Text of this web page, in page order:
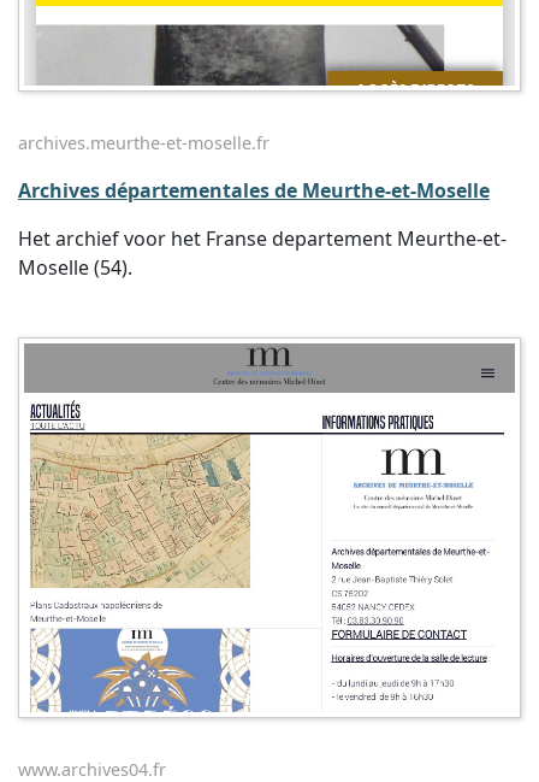
archives.meurthe-et-moselle.fr
Archives départementales de Meurthe-et-Moselle
Het archief voor het Franse departement Meurthe-et-
Moselle (54).
www.archives04.fr